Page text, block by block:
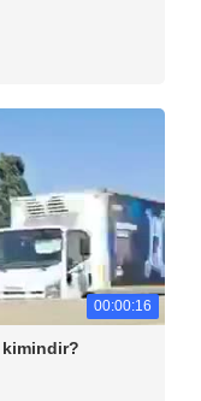
00:00:16
kimindir?